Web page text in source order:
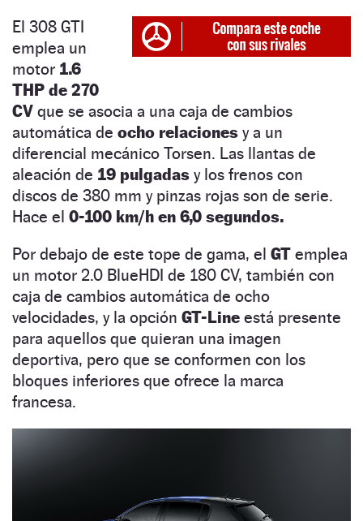
El 308 GTI
emplea un
motor 1.6
THP de 270
CV que se asocia a una caja de cambios
automática de ocho relaciones y a un
diferencial mecánico Torsen. Las llantas de
aleación de 19 pulgadas y los frenos con
discos de 380 mm y pinzas rojas son de serie.
Hace el 0-100 km/h en 6,0 segundos.
Por debajo de este tope de gama, el GT emplea
un motor 2.0 BlueHDI de 180 CV, también con
caja de cambios automática de ocho
velocidades, y la opción GT-Line está presente
para aquellos que quieran una imagen
deportiva, pero que se conformen con los
bloques inferiores que ofrece la marca
francesa.